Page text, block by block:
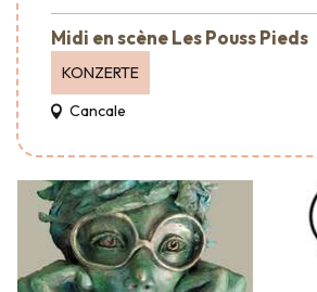
Midi en scène Les Pouss Pieds
KONZERTE
Cancale